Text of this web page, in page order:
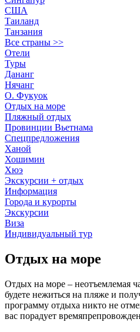
США
Таиланд
Танзания
Все страны >>
Отели
Туры
Дананг
Нячанг
О. Фукуок
Отдых на море
Пляжный отдых
Провинции Вьетнама
Спецпредложения
Ханой
Хошимин
Хюэ
Экскурсии + отдых
Информация
Города и курорты
Экскурсии
Виза
Индивидуальный тур
Отдых на море
Отдых на море – неотъемлемая
будете нежиться на пляже и
программу отдыха никто не
вас порадует